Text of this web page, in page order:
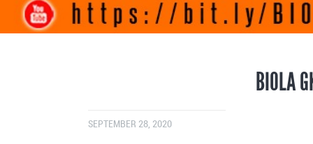
BIOLA
SEPTEMBER 28, 2020